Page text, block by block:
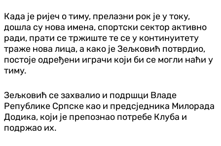
Када је ријеч о тиму, прелазни рок је у току,
дошла су нова имена, спортски сектор активно
ради, прати се тржиште те се у континуитету
траже нова лица, а како је Зељковић потврдио,
постоје одређени играчи који би се могли наћи у
тиму.
Зељковић се захвалио и подршци Владе
Републике Српске као и предсједника Милорада
Додика, који је препознао потребе Клуба и
подржао их.